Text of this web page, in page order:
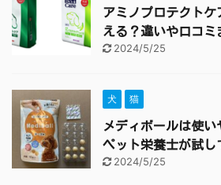
アミノプロテクトケ
える？違いや口コミ
2024/5/25
犬 猫
メディボールは使
ペット栄養士が試し
2024/5/25